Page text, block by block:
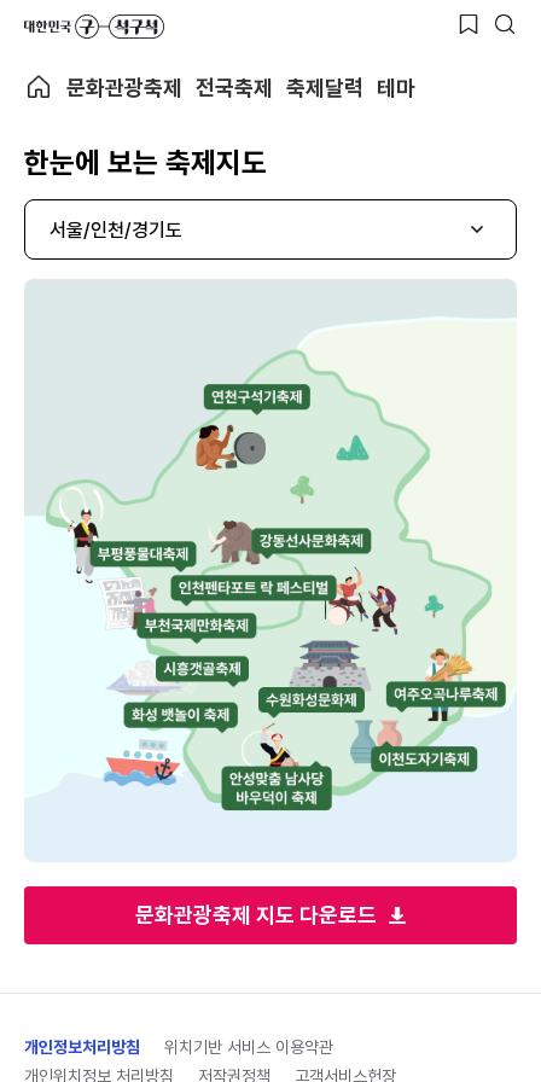
문화관광축제 전국축제 축제달력 테마
한눈에 보는 축제지도
문화관광축제 지도 다운로드
서울/인천/경기도
개인정보처리방침
위치기반 서비스 이용약관
개인위치정보 처리방침
저작권정책 고객서비스헌장